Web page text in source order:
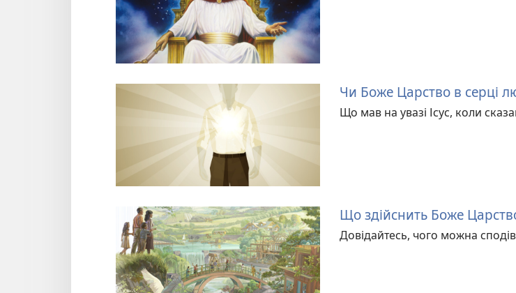
Чи Боже Царство в серці
Що мав на увазі Ісус, коли
Що здійснить Боже
Довідайтесь, чого можна